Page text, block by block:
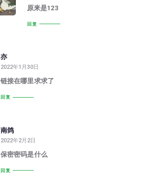
原来是123
回复
亦
2022年1月30日
链接在哪里求求了
回复
南鸽
2022年2月2日
保密密码是什么
回复